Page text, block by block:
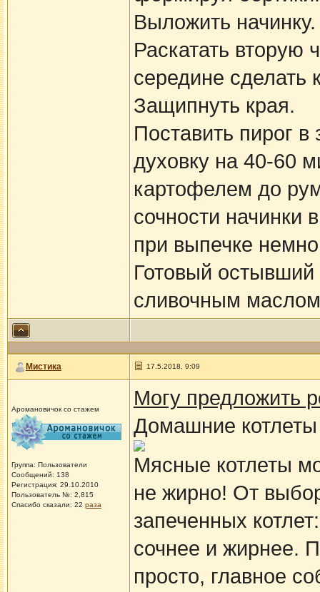
Выложить начинку.
Раскатать вторую
середине сделать
Защипнуть края.
Поставить пирог в
духовку на 40-60
картофелем до
сочности начинки
при выпечке
Готовый остывший
сливочным
Мистика 17.5.2018, 9:09
Аромановичок со стажем
Группа: Пользователи
Сообщений: 138
Регистрация: 29.10.2010
Пользователь №: 2,815
Спасибо сказали: 22 раза
Могу предложить
Домашние котлеты
Мясные котлеты
не жирно! От
запеченных
сочнее и жирнее.
просто, главное